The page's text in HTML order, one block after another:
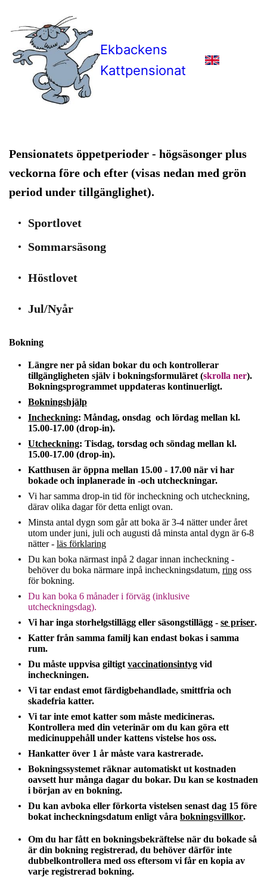
Ekbackens
Kattpensionat
Pensionatets öppetperioder - högsäsonger plus
veckorna före och efter (visas nedan med grön
period under tillgänglighet).
Sportlovet
Sommarsäsong
Höstlovet
Jul/Nyår
Bokning
Längre ner på sidan bokar du och kontrollerar
tillgängligheten själv i bokningsformuläret (skrolla ner).
Bokningsprogrammet uppdateras kontinuerligt.
Bokningshjälp
Incheckning: Måndag, onsdag och lördag mellan kl.
15.00-17.00 (drop-in).
Utcheckning: Tisdag, torsdag och söndag mellan kl.
15.00-17.00 (drop-in).
Katthusen är öppna mellan 15.00 - 17.00 när vi har
bokade och inplanerade in -och utcheckningar.
Vi har samma drop-in tid för incheckning och utcheckning,
därav olika dagar för detta enligt ovan.
Minsta antal dygn som går att boka är 3-4 nätter under året
utom under juni, juli och augusti då minsta antal dygn är 6-8
nätter - läs förklaring
Du kan boka närmast inpå 2 dagar innan incheckning -
behöver du boka närmare inpå incheckningsdatum, ring oss
för bokning.
Du kan boka 6 månader i förväg (inklusive
utcheckningsdag).
Vi har inga storhelgstillägg eller säsongstillägg - se priser.
Katter från samma familj kan endast bokas i samma
rum.
Du måste uppvisa giltigt vaccinationsintyg vid
incheckningen.
Vi tar endast emot färdigbehandlade, smittfria och
skadefria katter.
Vi tar inte emot katter som måste medicineras.
Kontrollera med din veterinär om du kan göra ett
medicinuppehåll under kattens vistelse hos oss.
Hankatter över 1 år måste vara kastrerade.
Bokningssystemet räknar automatiskt ut kostnaden
oavsett hur många dagar du bokar. Du kan se kostnaden
i början av en bokning.
Du kan avboka eller förkorta vistelsen senast dag 15 före
bokat incheckningsdatum enligt våra bokningsvillkor.
Om du har fått en bokningsbekräftelse när du bokade så
är din bokning registrerad, du behöver därför inte
dubbelkontrollera med oss eftersom vi får en kopia av
varje registrerad bokning.